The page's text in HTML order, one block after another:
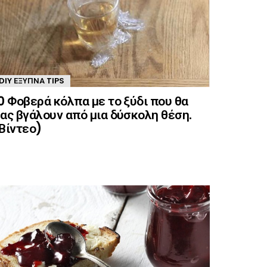
ΈΞΥΠΝΑ TIPS
Φοβερά κόλπα με το ξύδι που θα
βγάλουν από μια δύσκολη θέση.